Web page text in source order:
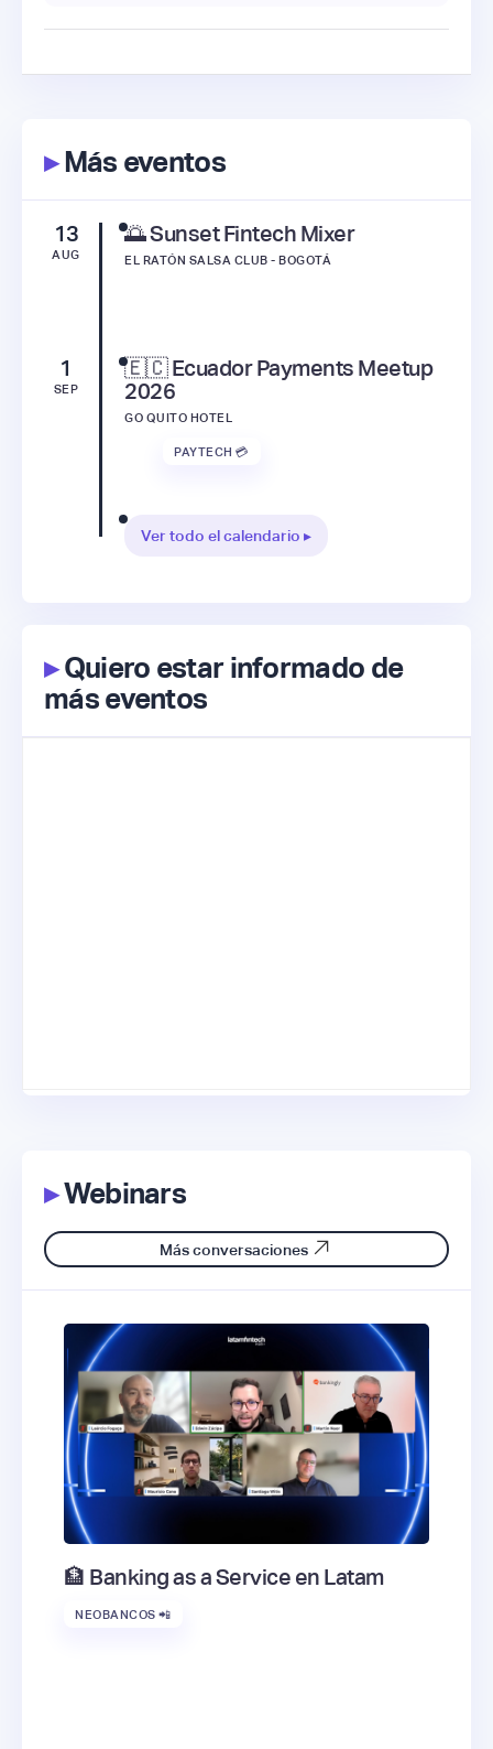
▸Más eventos
13
AUG
🌅 Sunset Fintech Mixer
EL RATÓN SALSA CLUB - BOGOTÁ
1
SEP
🇪🇨 Ecuador Payments Meetup
2026
GO QUITO HOTEL
PAYTECH 💳
Ver todo el calendario ▸
▸Quiero estar informado de
más eventos
▸Webinars
Más conversaciones
🏦 Banking as a Service en Latam
NEOBANCOS 📲